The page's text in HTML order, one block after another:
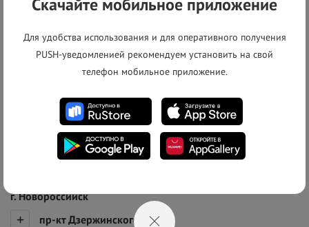
−
г. Новороссийск
пр-кт Дзержинского
Для удобства использования и для оперативного получения
PUSH-уведомленией рекомендуем установить на свой
телефон мобильное приложение.